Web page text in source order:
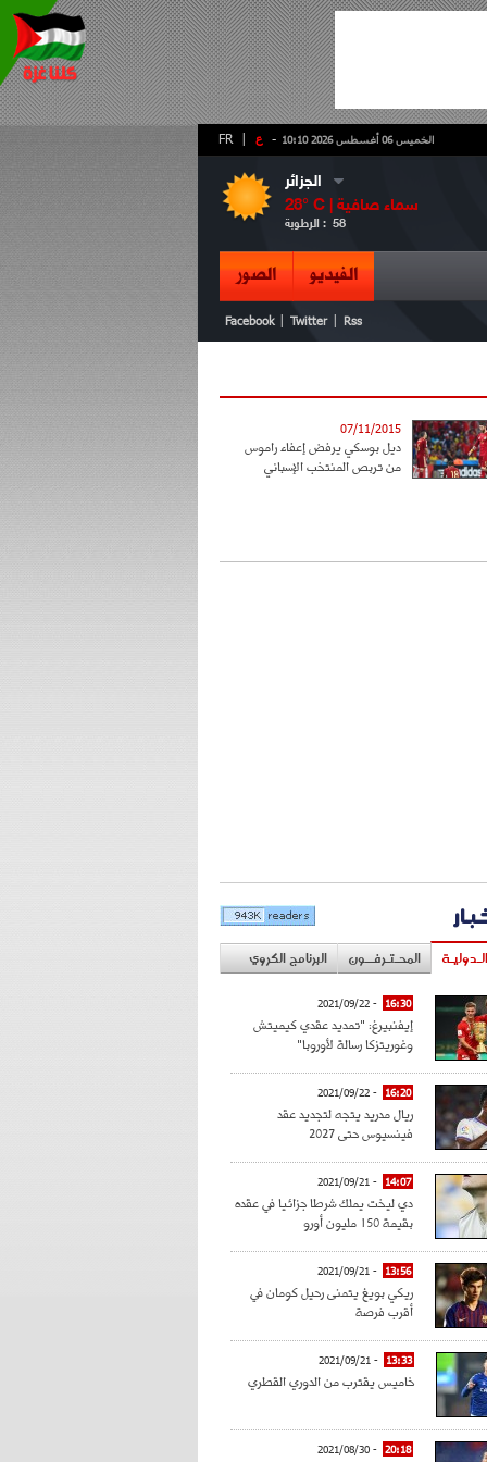
- ع FR الخميس 06 أغسطس 2026 10:10
الجزائر
28° C | سماء صافية
الرطوبة : 58
الفيديو الصور
Facebook Twitter Rss
07/11/2015
ديل بوسكي يرفض إعفاء راموس
من تربص المنتخب الإسباني
المحـتـرفــون البرنامج الكروي
16:30
- 2021/09/22
إيفنبيرغ: "تمديد عقدي كيميتش
وغوريتزكا رسالة لأوروبا"
16:20
- 2021/09/22
ريال مدريد يتجه لتجديد عقد
فينسيوس حتى 2027
14:07
- 2021/09/21
دي ليخت يملك شرطا جزائيا في عقده
بقيمة 150 مليون أورو
13:56
- 2021/09/21
ريكي بويغ يتمنى رحيل كومان في
أقرب فرصة
13:33
- 2021/09/21
خاميس يقترب من الدوري القطري
20:18
- 2021/08/30